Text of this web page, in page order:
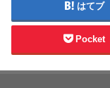
はてブ
Pocket